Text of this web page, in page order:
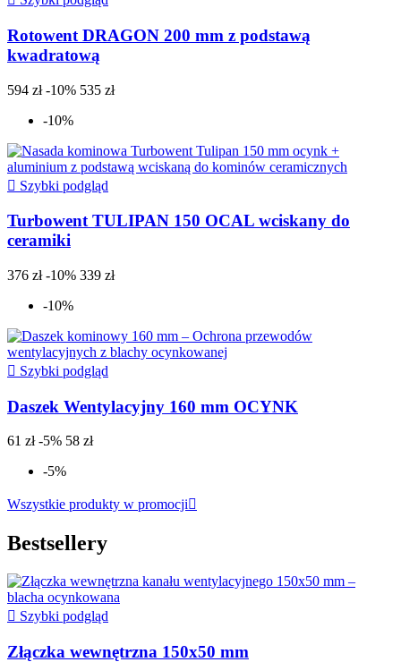
Rotowent DRAGON 200 mm z podstawą
kwadratową
594 zł -10% 535 zł
-10%
 Szybki podgląd
Turbowent TULIPAN 150 OCAL wciskany do
ceramiki
376 zł -10% 339 zł
-10%
 Szybki podgląd
Daszek Wentylacyjny 160 mm OCYNK
61 zł -5% 58 zł
-5%
Wszystkie produkty w promocji
Bestsellery
 Szybki podgląd
Złączka wewnętrzna 150x50 mm